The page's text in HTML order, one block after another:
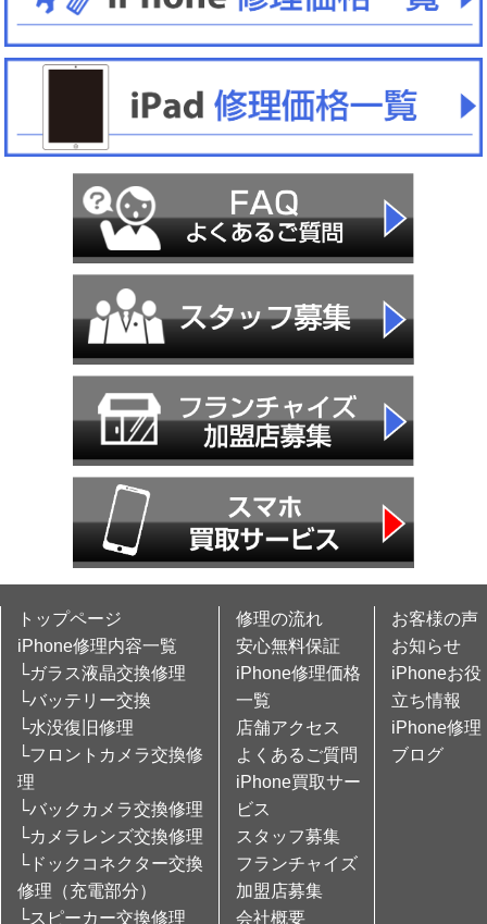
トップページ
iPhone修理内容一覧
└ガラス液晶交換修理
└バッテリー交換
└水没復旧修理
└フロントカメラ交換修
理
└バックカメラ交換修理
└カメラレンズ交換修理
└ドックコネクター交換
修理（充電部分）
└スピーカー交換修理
修理の流れ
安心無料保証
iPhone修理価格
一覧
店舗アクセス
よくあるご質問
iPhone買取サー
ビス
スタッフ募集
フランチャイズ
加盟店募集
会社概要
お客様の声
お知らせ
iPhoneお役
立ち情報
iPhone修理
ブログ